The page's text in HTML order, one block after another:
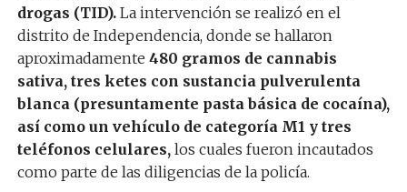
drogas (TID).La intervención se realizó en el
distrito de Independencia, donde se hallaron
aproximadamente 480 gramos de cannabis
sativa, tres ketes con sustancia pulverulenta
blanca (presuntamente pasta básica de cocaína),
así como un vehículo de categoría M1 y tres
teléfonos celulares, los cuales fueron incautados
como parte de las diligencias de la policía.